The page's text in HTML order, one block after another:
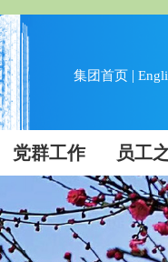
集团首页|
党群工作 员工